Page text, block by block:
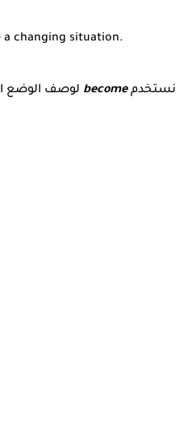
changing situation.
نستخدمbecome لوصف الوضع